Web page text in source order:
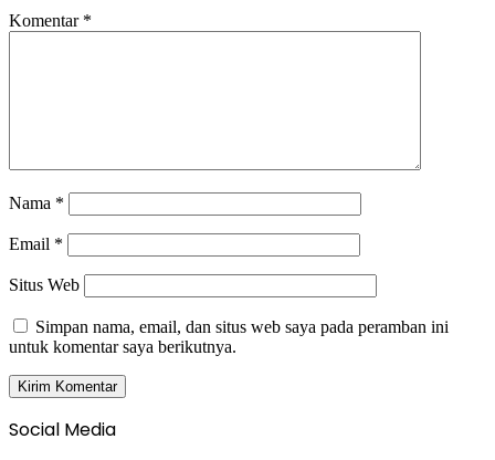
Komentar *
Nama *
Email *
Situs Web
Simpan nama, email, dan situs web saya pada peramban ini
untuk komentar saya berikutnya.
Social Media